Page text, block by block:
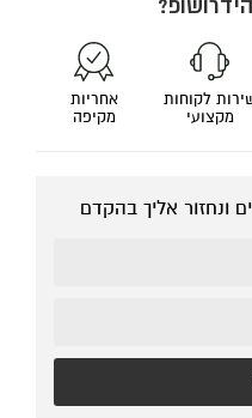
לקוחות
מקצועי
אחריות
מקיפה
ונחזור אליך בהקדם